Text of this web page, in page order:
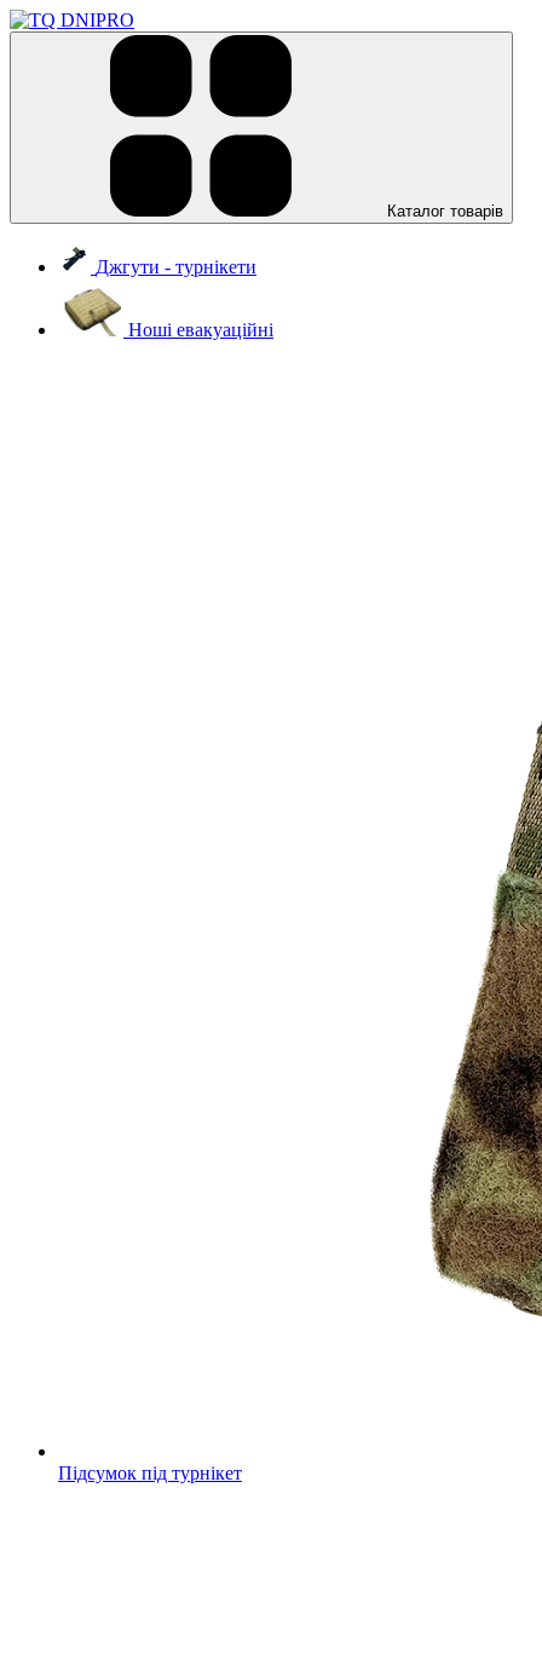
Каталог товарів
Джгути - турнікети
Ноші евакуаційні
Підсумок під турнікет